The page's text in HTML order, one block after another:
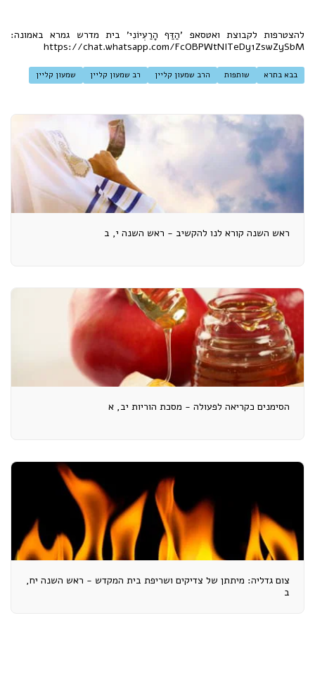
להצטרפות לקבוצת ואטסאפ 'הַדַּף הָרַעְיוֹנִי' בית מדרש גמרא באמונה:
https://chat.whatsapp.com/FcOBPWtNITeDy1ZswZySbM
בבא בתרא שותפות הרב שמעון קליין רב שמעון קליין שמעון קליין
ראש השנה קורא לנו להקשיב - ראש השנה י, ב
הסימנים כקריאה לפעולה - מסכת הוריות יב, א
צום גדליה: מיתתן של צדיקים ושריפת בית המקדש - ראש השנה יח,
ב